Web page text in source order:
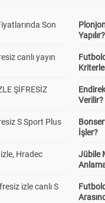
Son
canlı yayın
ŞİFRESİZ
S Sport Plus
Hradec
izle canlı S
Yapılır?
Verilir?
İşler?
Jübile